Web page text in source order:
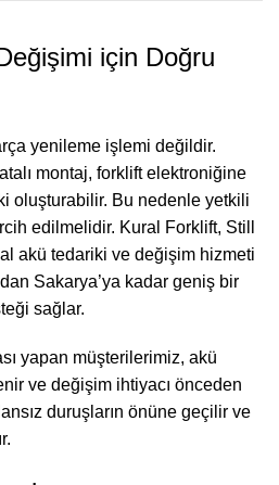
için Doğru
yenileme işlemi değildir.
montaj, forklift elektroniğine
oluşturabilir. Bu nedenle yetkili
edilmelidir. Kural Forklift, Still
akü tedariki ve değişim hizmeti
Sakarya’ya kadar geniş bir
sağlar.
yapan müşterilerimiz, akü
ve değişim ihtiyacı önceden
duruşların önüne geçilir ve